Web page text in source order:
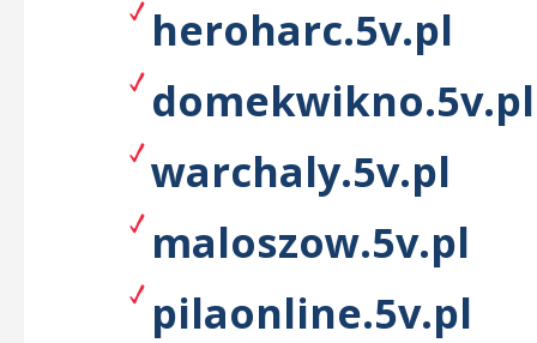
heroharc.5v.pl
domekwikno.5v.pl
warchaly.5v.pl
maloszow.5v.pl
pilaonline.5v.pl